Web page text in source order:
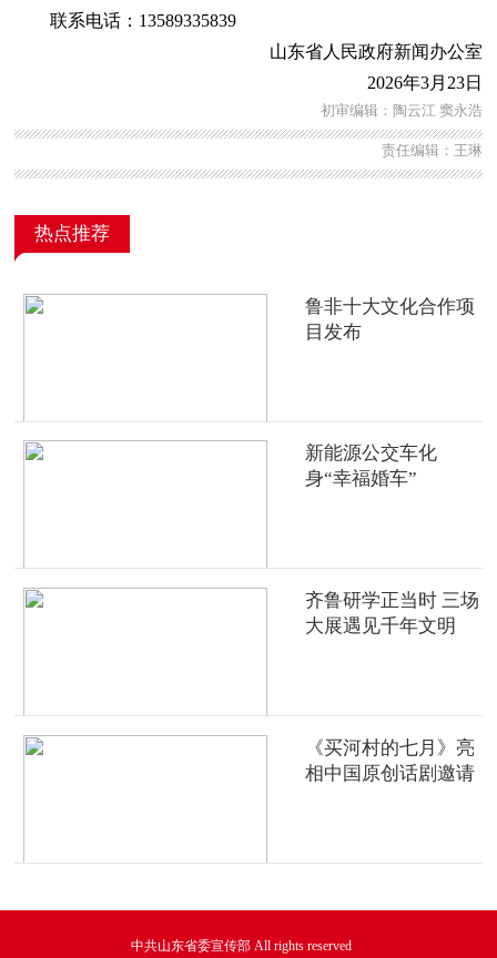
联系电话：13589335839
山东省人民政府新闻办公室
2026年3月23日
初审编辑：陶云江 窦永浩
责任编辑：王琳
热点推荐
鲁非十大文化合作项
目发布
新能源公交车化
身“幸福婚车”
齐鲁研学正当时 三场
大展遇见千年文明
《买河村的七月》亮
相中国原创话剧邀请
中共山东省委宣传部 All rights reserved